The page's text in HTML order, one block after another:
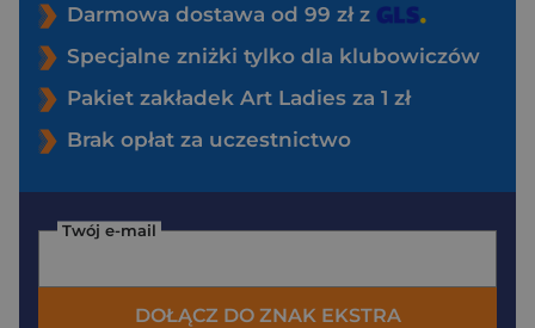
Darmowa dostawa od 99 zł z
Specjalne zniżki tylko dla klubowiczów
Pakiet zakładek Art Ladies za 1 zł
Brak opłat za uczestnictwo
Twój e-mail
DOŁĄCZ DO ZNAK EKSTRA